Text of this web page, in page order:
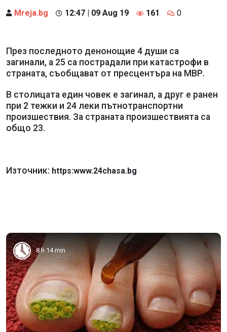
Mreja.bg 12:47 | 09 Aug 19 161 0
През последното денонощие 4 души са
загинали, а 25 са пострадали при катастрофи в
страната, съобщават от пресцентъра на МВР.
В столицата един човек е загинал, а друг е ранен
при 2 тежки и 24 леки пътнотранспортни
произшествия. За страната произшествията са
общо 23.
Източник: https:www.24chasa.bg
8 h 14 min